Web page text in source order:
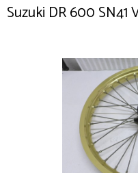
Suzuki DR 600 SN41